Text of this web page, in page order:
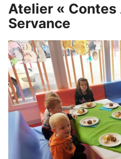
Atelier « Contes
Servance